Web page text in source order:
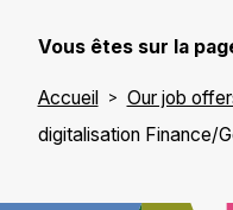
Vous êtes sur la
Accueil Our job
digitalisation Finance/